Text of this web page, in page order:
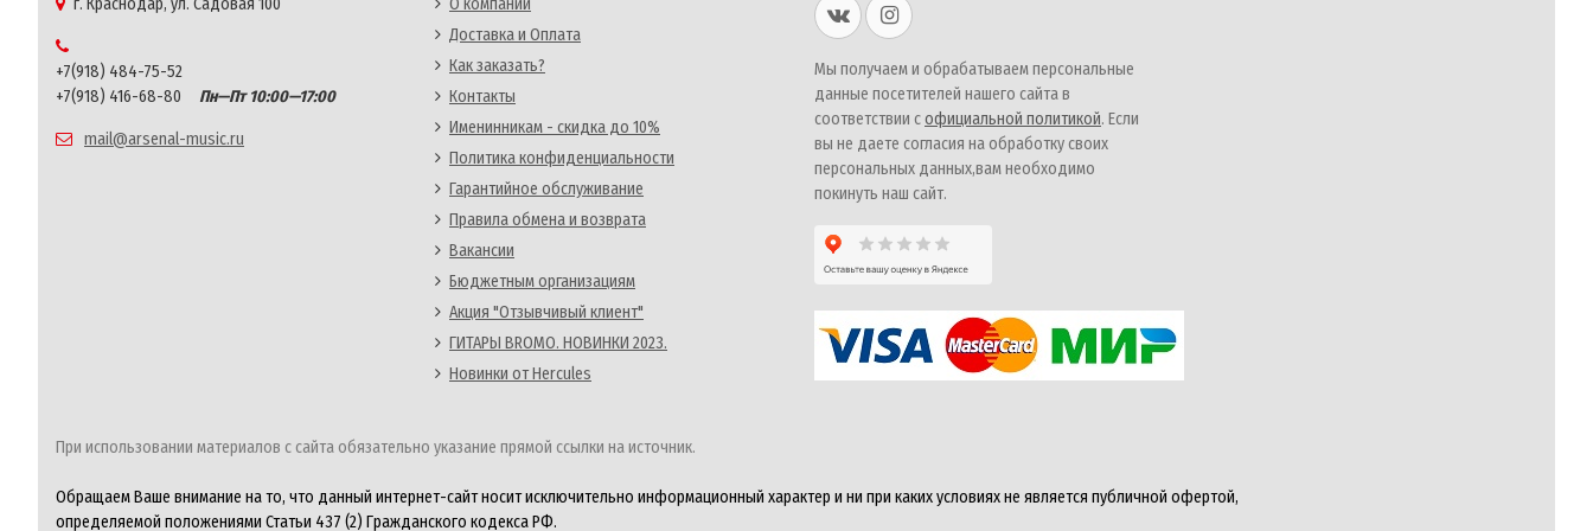
г. Краснодар, ул. Садовая 100
+7(918) 484-75-52
+7(918) 416-68-80
Пн—Пт 10:00—17:00
mail@arsenal-music.ru
О компании
Доставка и Оплата
Как заказать?
Контакты
Именинникам - скидка до 10%
Политика конфиденциальности
Гарантийное обслуживание
Правила обмена и возврата
Вакансии
Бюджетным организациям
Акция "Отзывчивый клиент"
ГИТАРЫ BROMO. НОВИНКИ 2023.
Новинки от Hercules
Мы получаем и обрабатываем персональные
данные посетителей нашего сайта в
соответствии софициальной политикой. Если
вы не даете согласия на обработку своих
персональных данных,вам необходимо
покинуть наш сайт.
При использовании материалов с сайта обязательно указание прямой ссылки на источник.
Обращаем Ваше внимание на то, что данный интернет-сайт носит исключительно информационный характер и ни при каких условиях не является публичной офертой,
определяемой положениями Статьи 437 (2) Гражданского кодекса РФ.